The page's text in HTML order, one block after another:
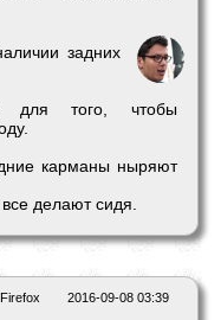
задних
для того, чтобы
карманы ныряют
делают сидя.
2016-09-08 03:39